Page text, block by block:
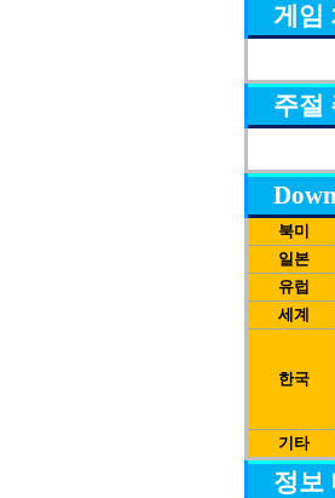
게임
주절
북미
일본
유럽
세계
한국
기타
정보